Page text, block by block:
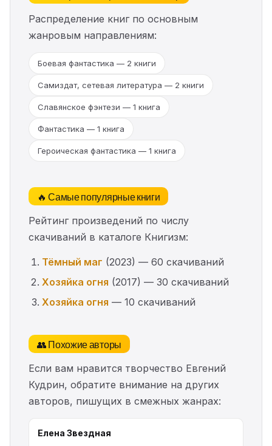
Распределение книг по основным
жанровым направлениям:
Боевая фантастика — 2 книги
Самиздат, сетевая литература — 2 книги
Славянское фэнтези — 1 книга
Фантастика — 1 книга
Героическая фантастика — 1 книга
🔥 Самые популярные книги
Рейтинг произведений по числу
скачиваний в каталоге Книгизм:
Тёмный маг (2023) — 60 скачиваний
Хозяйка огня (2017) — 30 скачиваний
Хозяйка огня — 10 скачиваний
👥 Похожие авторы
Если вам нравится творчество Евгений
Кудрин, обратите внимание на других
авторов, пишущих в смежных жанрах:
Елена Звездная